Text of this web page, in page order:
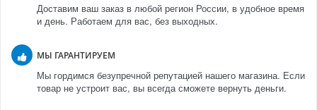
Доставим ваш заказ в любой регион России, в удобное время
и день. Работаем для вас, без выходных.
МЫ ГАРАНТИРУЕМ
Мы гордимся безупречной репутацией нашего магазина. Если
товар не устроит вас, вы всегда сможете вернуть деньги.